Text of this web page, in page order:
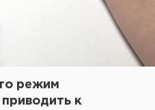
режим
к